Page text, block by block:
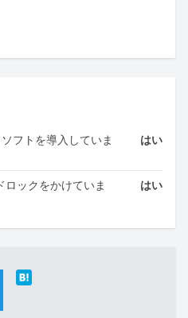
フトを導入していま
はい
ロックをかけていま
はい